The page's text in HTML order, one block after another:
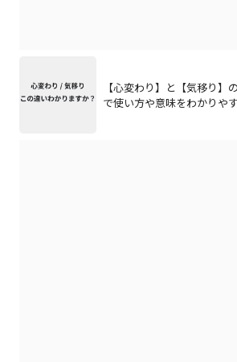
【心変わり】と【気移り】
で使い方や意味をわかりや